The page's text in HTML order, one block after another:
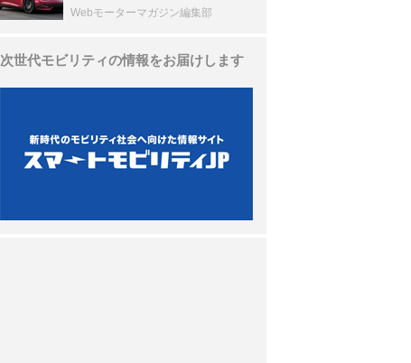
ーカークロニクル・完全版／
113】
Webモーターマガジン編集部
次世代モビリティの情報をお届けします